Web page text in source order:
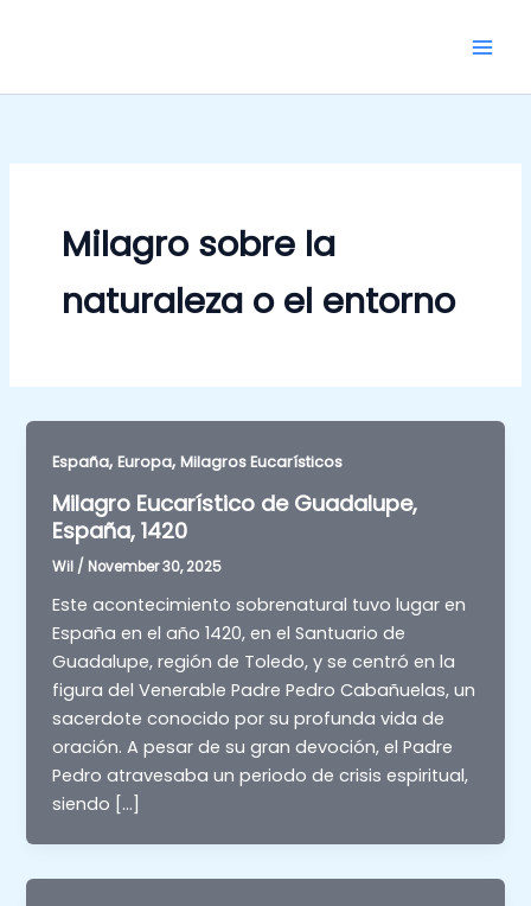
Milagro sobre la
naturaleza o el entorno
España,Europa,Milagros Eucarísticos
Milagro Eucarístico de Guadalupe,
España, 1420
Wil / November 30, 2025
Este acontecimiento sobrenatural tuvo lugar en
España en el año 1420, en el Santuario de
Guadalupe, región de Toledo, y se centró en la
figura del Venerable Padre Pedro Cabañuelas, un
sacerdote conocido por su profunda vida de
oración. A pesar de su gran devoción, el Padre
Pedro atravesaba un periodo de crisis espiritual,
siendo […]